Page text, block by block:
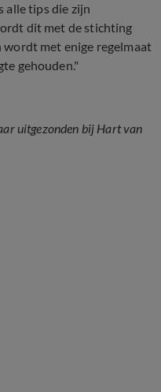
alle tips die zijn
dit met de stichting
met enige regelmaat
gehouden."
uitgezonden bij Hart van